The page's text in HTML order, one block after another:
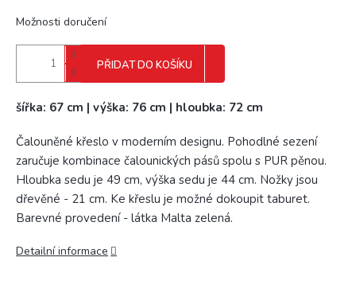
Možnosti doručení
PŘIDAT DO KOŠÍKU
šířka: 67 cm | výška: 76 cm | hloubka: 72 cm
Čalouněné křeslo v moderním designu. Pohodlné sezení
zaručuje kombinace čalounických pásů spolu s PUR pěnou.
Hloubka sedu je 49 cm, výška sedu je 44 cm. Nožky jsou
dřevěné - 21 cm. Ke křeslu je možné dokoupit taburet.
Barevné provedení - látka Malta zelená.
Detailní informace